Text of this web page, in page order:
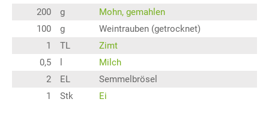
200
g
Mohn, gemahlen
100
g
Weintrauben (getrocknet)
1
TL
Zimt
0,5
Milch
2
EL
Semmelbrösel
1
Stk Ei